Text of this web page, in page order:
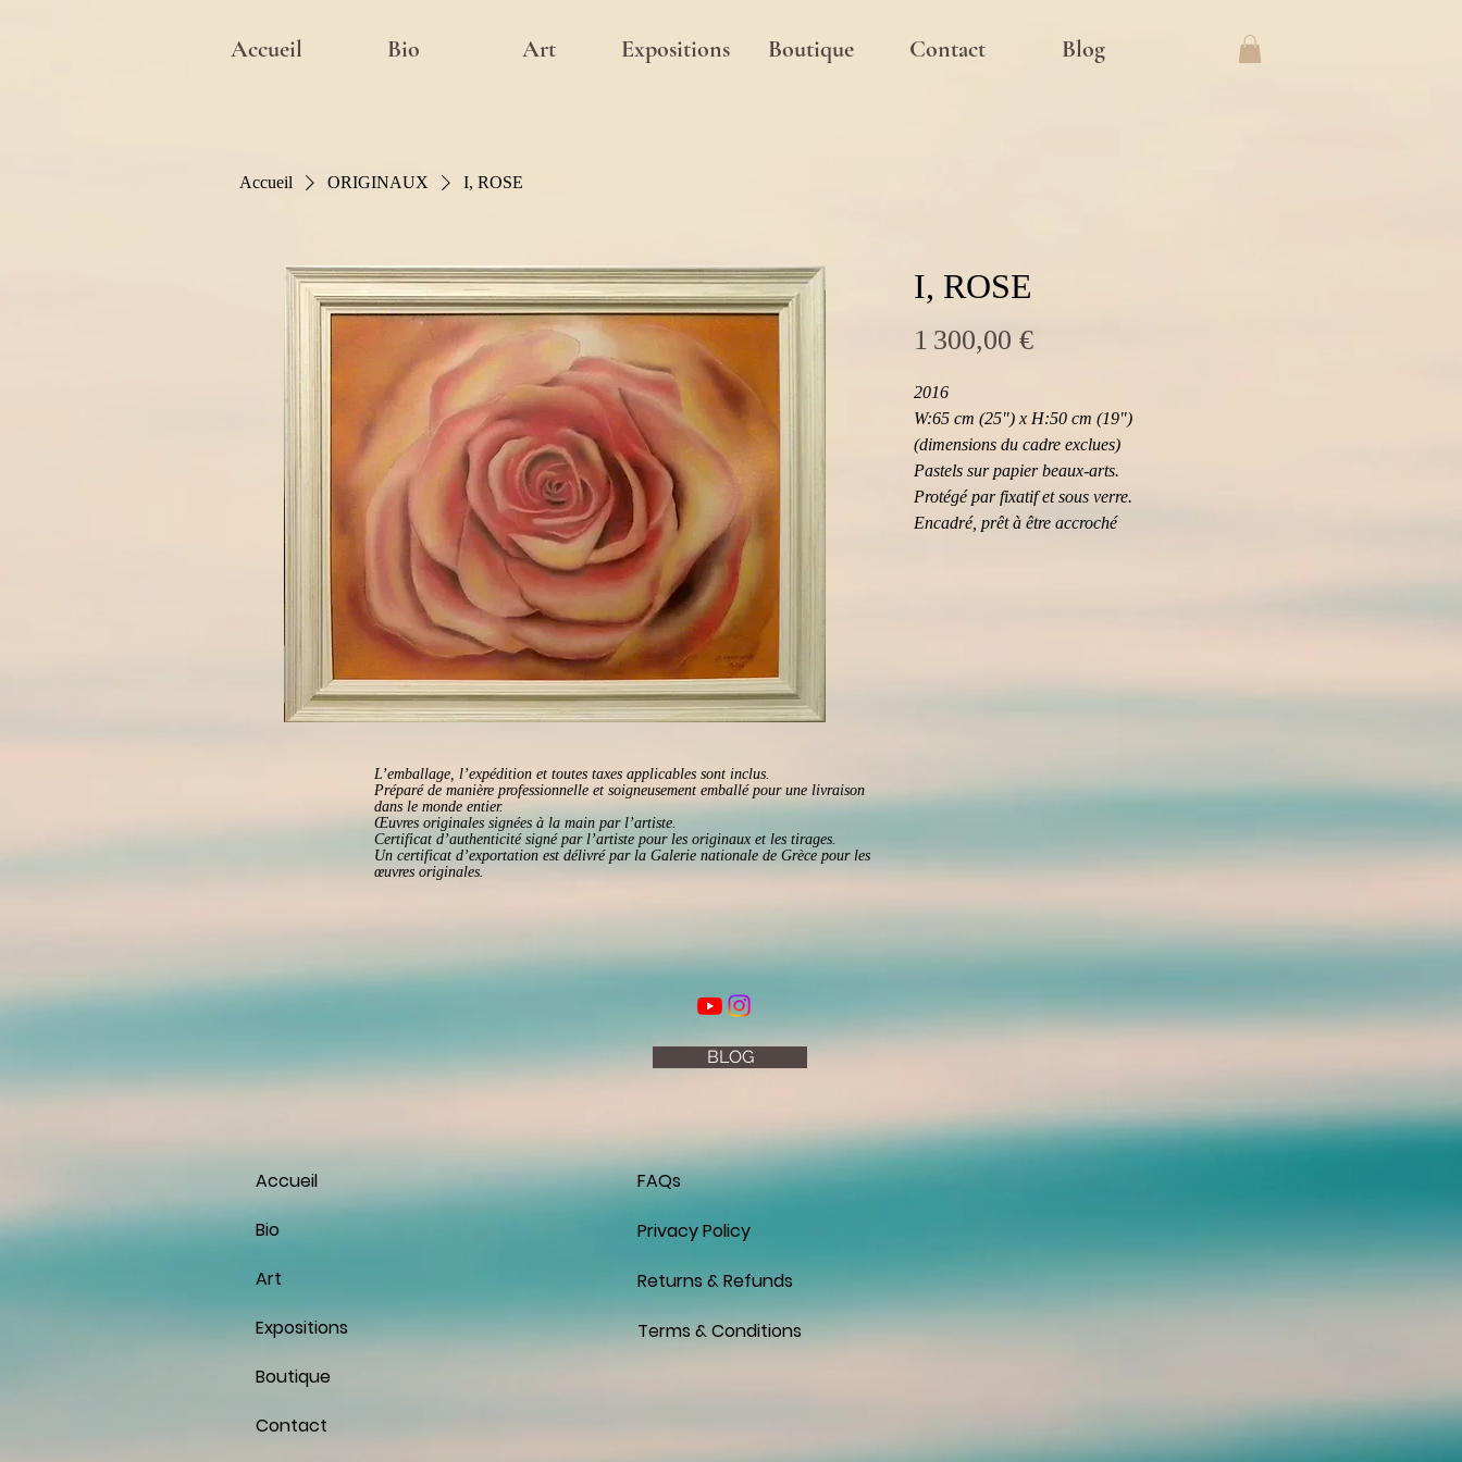
Accueil Bio Art Expositions Boutique Contact Blog
Accueil ORIGINAUX I, ROSE
I, ROSE
1 300,00 €Prix
2016
W:65 cm (25") x H:50 cm (19")
(dimensions du cadre exclues)
Pastels sur papier beaux-arts.
Protégé par fixatif et sous verre.
Encadré, prêt à être accroché
L’emballage, l’expédition et toutes taxes applicables sont inclus.
Préparé de manière professionnelle et soigneusement emballé pour une livraison
dans le monde entier.
Œuvres originales signées à la main par l’artiste.
Certificat d’authenticité signé par l’artiste pour les originaux et les tirages.
Un certificat d’exportation est délivré par la Galerie nationale de Grèce pour les
œuvres originales.
BLOG
Accueil
Bio
Art
Expositions
Boutique
Contact
FAQs
Privacy Policy
Returns & Refunds
Terms & Conditions